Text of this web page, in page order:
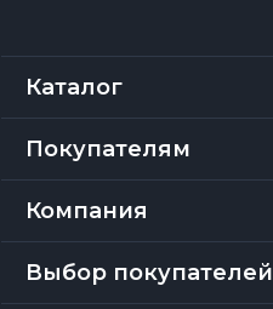
Каталог
Покупателям
Компания
Выбор покупателей